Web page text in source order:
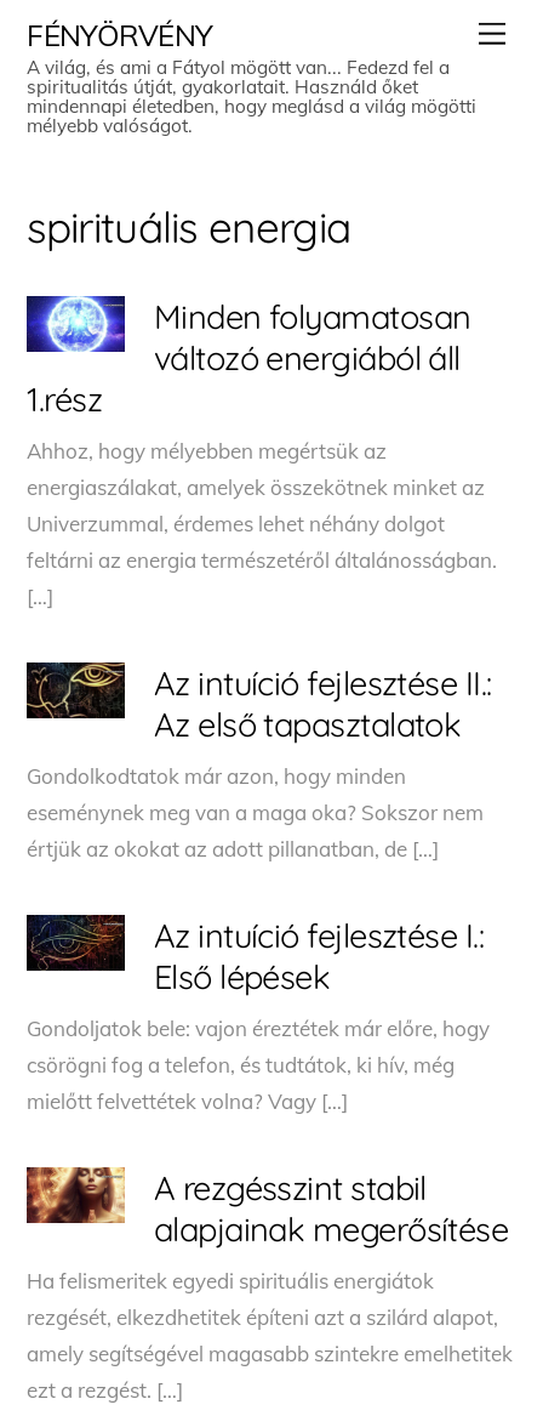
content
FÉNYÖRVÉNY
A világ, és ami a Fátyol mögött van... Fedezd fel a
spiritualitás útját, gyakorlatait. Használd őket
mindennapi életedben, hogy meglásd a világ mögötti
mélyebb valóságot.
spirituális energia
Minden folyamatosan
változó energiából áll
1.rész
Ahhoz, hogy mélyebben megértsük az
energiaszálakat, amelyek összekötnek minket az
Univerzummal, érdemes lehet néhány dolgot
feltárni az energia természetéről általánosságban.
[…]
Az intuíció fejlesztése II.:
Az első tapasztalatok
Gondolkodtatok már azon, hogy minden
eseménynek meg van a maga oka? Sokszor nem
értjük az okokat az adott pillanatban, de […]
Az intuíció fejlesztése I.:
Első lépések
Gondoljatok bele: vajon éreztétek már előre, hogy
csörögni fog a telefon, és tudtátok, ki hív, még
mielőtt felvettétek volna? Vagy […]
A rezgésszint stabil
alapjainak megerősítése
Ha felismeritek egyedi spirituális energiátok
rezgését, elkezdhetitek építeni azt a szilárd alapot,
amely segítségével magasabb szintekre emelhetitek
ezt a rezgést. […]